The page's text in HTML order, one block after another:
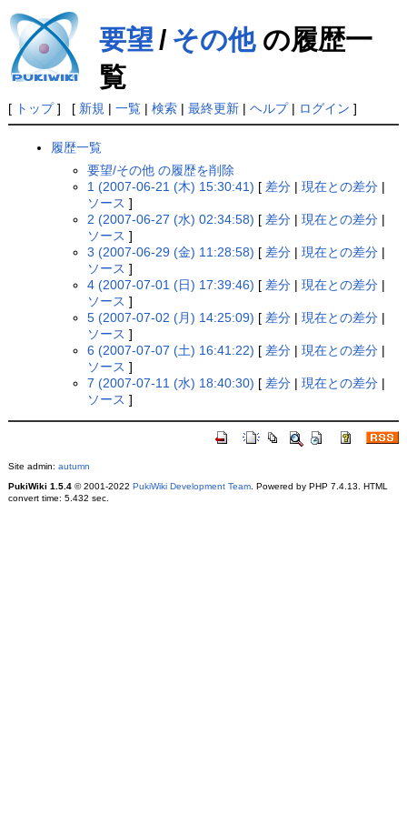
要望 / その他の履歴一
覧
[ トップ] [ 新規 | 一覧| 検索| 最終更新| ヘルプ| ログイン ]
履歴一覧
要望/その他 の履歴を削除
1 (2007-06-21 (木) 15:30:41) [ 差分 |現在との差分 |
ソース ]
2 (2007-06-27 (水) 02:34:58) [ 差分 |現在との差分 |
ソース ]
3 (2007-06-29 (金) 11:28:58) [ 差分 |現在との差分 |
ソース ]
4 (2007-07-01 (日) 17:39:46) [ 差分 |現在との差分 |
ソース ]
5 (2007-07-02 (月) 14:25:09) [ 差分 |現在との差分 |
ソース ]
6 (2007-07-07 (土) 16:41:22) [ 差分 |現在との差分 |
ソース ]
7 (2007-07-11 (水) 18:40:30) [ 差分 |現在との差分 |
ソース ]
Site admin: autumn
PukiWiki 1.5.4© 2001-2022 PukiWiki Development Team. Powered by PHP 7.4.13. HTML
convert time: 5.432 sec.